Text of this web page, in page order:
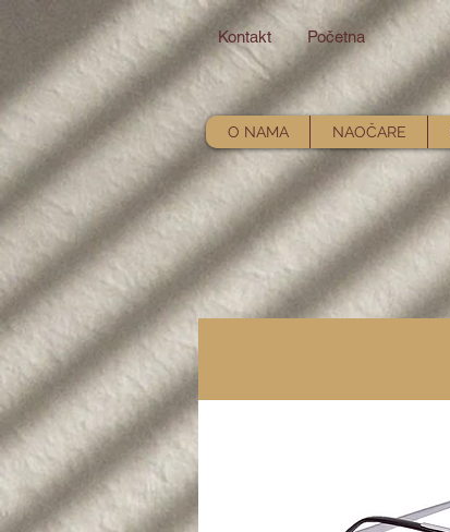
Kontakt Početna
O NAMA NAOČARE